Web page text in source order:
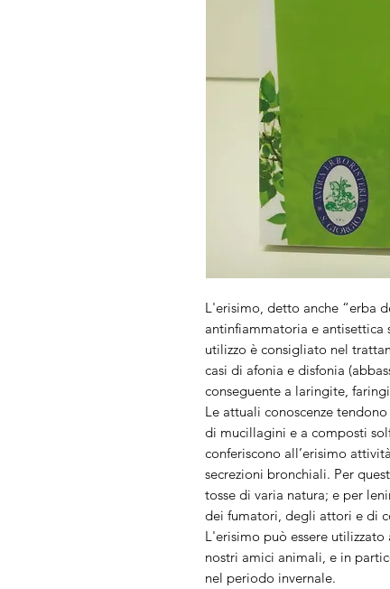
L'erisimo, detto anche “erba
antinfiammatoria e antisettica
utilizzo è consigliato nel
casi di afonia e disfonia
conseguente a laringite,
Le attuali conoscenze
di mucillagini e a composti
conferiscono all’erisimo
secrezioni bronchiali. Per
tosse di varia natura; e per
dei fumatori, degli attori e di
L'erisimo può essere
nostri amici animali, e in
nel periodo invernale.